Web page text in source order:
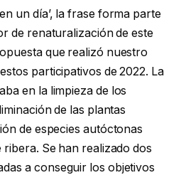
un día’, la frase forma parte
de renaturalización de este
que realizó nuestro
participativos de 2022. La
en la limpieza de los
de las plantas
de especies autóctonas
Se han realizado dos
a conseguir los objetivos